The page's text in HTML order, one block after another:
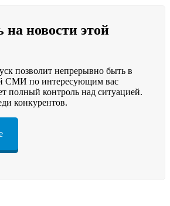
новости этой
позволит непрерывно быть в
СМИ по интересующим вас
полный контроль над ситуацией.
конкурентов.